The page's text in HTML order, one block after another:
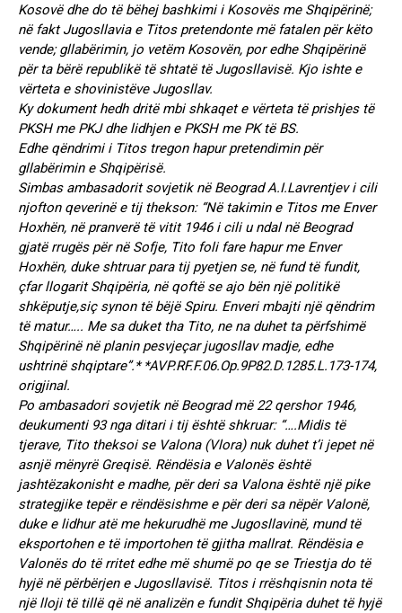
Kosovë dhe do të bëhej bashkimi i Kosovës me Shqipërinë;
në fakt Jugosllavia e Titos pretendonte më fatalen për këto
vende; gllabërimin, jo vetëm Kosovën, por edhe Shqipërinë
për ta bërë republikë të shtatë të Jugosllavisë. Kjo ishte e
vërteta e shovinistëve Jugosllav.
Ky dokument hedh dritë mbi shkaqet e vërteta të prishjes të
PKSH me PKJ dhe lidhjen e PKSH me PK të BS.
Edhe qëndrimi i Titos tregon hapur pretendimin për
gllabërimin e Shqipërisë.
Simbas ambasadorit sovjetik në Beograd A.I.Lavrentjev i cili
njofton qeverinë e tij thekson: “Në takimin e Titos me Enver
Hoxhën, në pranverë të vitit 1946 i cili u ndal në Beograd
gjatë rrugës për në Sofje, Tito foli fare hapur me Enver
Hoxhën, duke shtruar para tij pyetjen se, në fund të fundit,
çfar llogarit Shqipëria, në qoftë se ajo bën një politikë
shkëputje,siç synon të bëjë Spiru. Enveri mbajti një qëndrim
të matur….. Me sa duket tha Tito, ne na duhet ta përfshimë
Shqipërinë në planin pesvjeçar jugosllav madje, edhe
ushtrinë shqiptare”.* *AVP.RF.F.06.Op.9P82.D.1285.L.173-174,
origjinal.
Po ambasadori sovjetik në Beograd më 22 qershor 1946,
deukumenti 93 nga ditari i tij është shkruar: “….Midis të
tjerave, Tito theksoi se Valona (Vlora) nuk duhet t’i jepet në
asnjë mënyrë Greqisë. Rëndësia e Valonës është
jashtëzakonisht e madhe, për deri sa Valona është një pike
strategjike tepër e rëndësishme e për deri sa nëpër Valonë,
duke e lidhur atë me hekurudhë me Jugosllavinë, mund të
eksportohen e të importohen të gjitha mallrat. Rëndësia e
Valonës do të rritet edhe më shumë po qe se Triestja do të
hyjë në përbërjen e Jugosllavisë. Titos i rrëshqisnin nota të
një lloji të tillë që në analizën e fundit Shqipëria duhet të hyjë